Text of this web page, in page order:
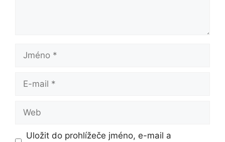
Jméno
mail
Uložit do prohlížeče jméno, e-mail a